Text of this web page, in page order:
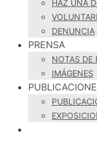
HAZ UNA
DENUNCIA
PRENSA
NOTAS DE
IMÁGENES